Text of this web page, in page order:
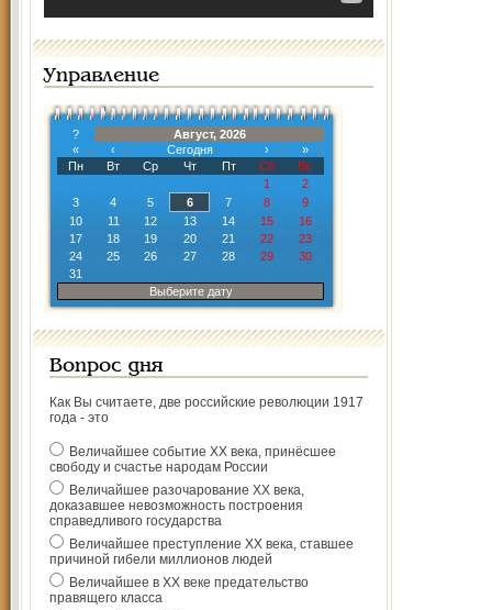
Управление
?
Август, 2026
«
‹ Сегодня ›
»
Пн
Вт Ср Чт Пт Сб
Вс
1
2
3
4 5 6 7 8
9
10
11 12 13 14 15
16
17
18 19 20 21 22
23
24
25 26 27 28 29
30
31
Выберите дату
Вопрос дня
Как Вы считаете, две российские революции 1917
года - это
Величайшее событие ХХ века, принёсшее
свободу и счастье народам России
Величайшее разочарование ХХ века,
доказавшее невозможность построения
справедливого государства
Величайшее преступление ХХ века, ставшее
причиной гибели миллионов людей
Величайшее в ХХ веке предательство
правящего класса